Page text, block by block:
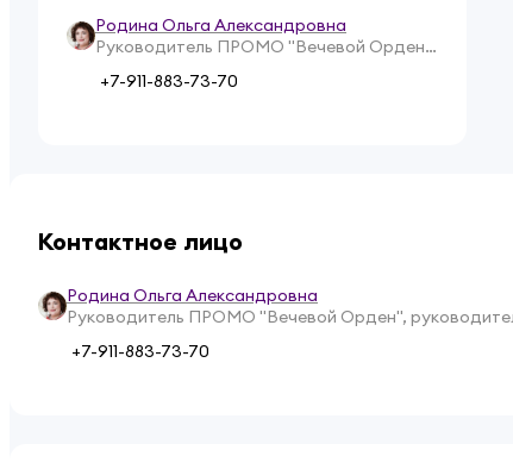
Родина Ольга Александровна
Руководитель ПРОМО "Вечевой Орден",
комитета ПРО ВОД "Волонтёры
+7-911-883-73-70
Контактное лицо
Родина Ольга Александровна
Руководитель ПРОМО "Вечевой Орден",
+7-911-883-73-70